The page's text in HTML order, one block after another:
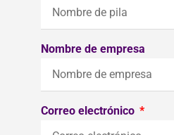
Nombre de empresa
Correo electrónico